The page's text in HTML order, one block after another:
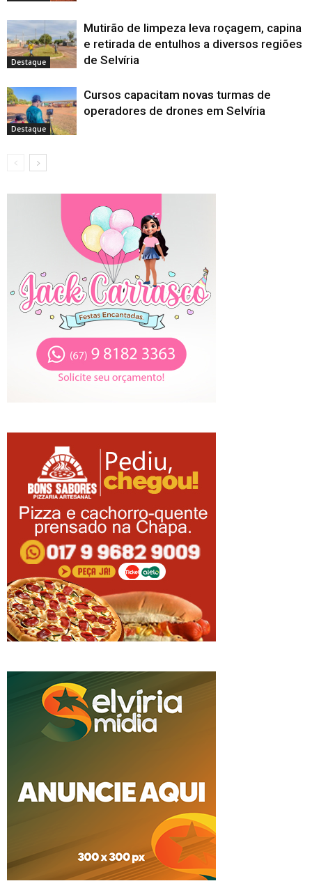
Destaque
Mutirão de limpeza leva roçagem, capina
e retirada de entulhos a diversos regiões
de Selvíria
Destaque
Cursos capacitam novas turmas de
operadores de drones em Selvíria